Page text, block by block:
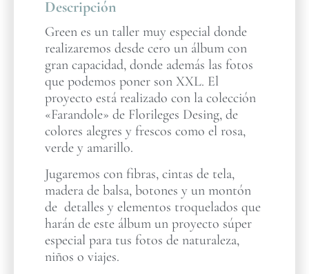
Descripción
Green es un taller muy especial donde
realizaremos desde cero un álbum con
gran capacidad, donde además las fotos
que podemos poner son XXL. El
proyecto está realizado con la colección
«Farandole» de Florileges Desing, de
colores alegres y frescos como el rosa,
verde y amarillo.
Jugaremos con fibras, cintas de tela,
madera de balsa, botones y un montón
de detalles y elementos troquelados que
harán de este álbum un proyecto súper
especial para tus fotos de naturaleza,
niños o viajes.